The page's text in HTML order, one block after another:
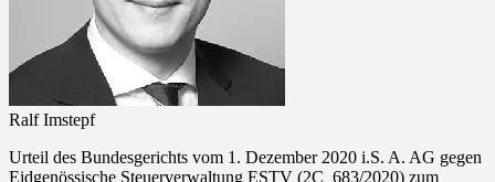
Ralf Imstepf
Urteil des Bundesgerichts vom 1. Dezember 2020 i.S. A. AG gegen
Eidgenössische Steuerverwaltung ESTV (2C_683/2020) zum